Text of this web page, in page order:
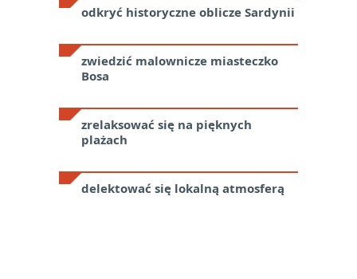
odkryć historyczne oblicze Sardynii
zwiedzić malownicze miasteczko
Bosa
zrelaksować się na pięknych
plażach
delektować się lokalną atmosferą